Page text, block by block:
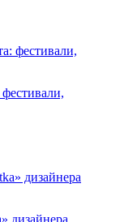
дизайнера